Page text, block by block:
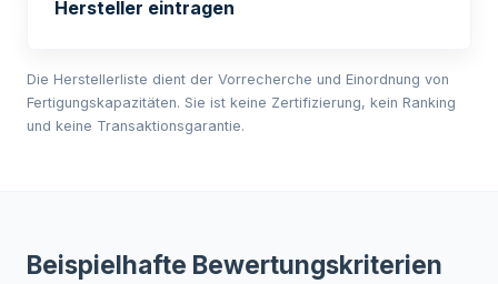
Hersteller eintragen
Die Herstellerliste dient der Vorrecherche und Einordnung von
Fertigungskapazitäten. Sie ist keine Zertifizierung, kein Ranking
und keine Transaktionsgarantie.
Beispielhafte Bewertungskriterien